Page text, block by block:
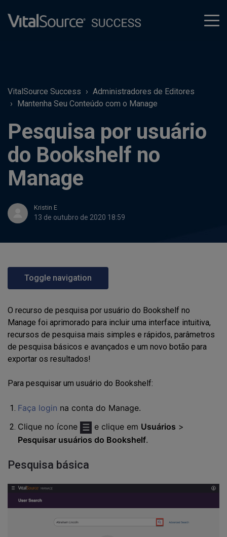
VitalSource Success
Administradores de Editores
Mantenha Seu Conteúdo com o Manage
Pesquisa por usuário
do Bookshelf no
Manage
Kristin E
13 de outubro de 2020 18:59
Toggle navigation
O recurso de pesquisa por usuário do Bookshelf no
Manage foi aprimorado para incluir uma interface intuitiva,
recursos de pesquisa mais simples e rápidos, parâmetros
de pesquisa básicos e avançados e um novo botão para
exportar os resultados!
Para pesquisar um usuário do Bookshelf:
Faça login na conta do Manage.
Clique no ícone
e clique em Usuários >
Pesquisar usuários do Bookshelf.
Pesquisa básica